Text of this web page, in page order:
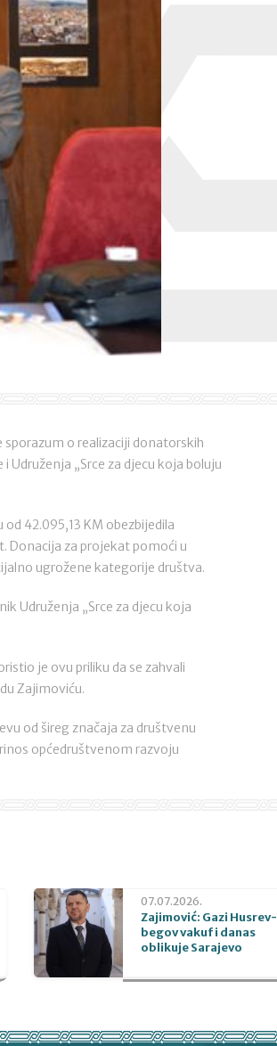
o realizaciji donatorskih
Udruženja „Srce za djecu koja boluju
42.095,13 KM obezbijedila
Donacija za projekat pomoći u
ugrožene kategorije društva.
Udruženja „Srce za djecu koja
je ovu priliku da se zahvali
Zajimoviću.
od šireg značaja za društvenu
općedruštvenom razvoju
07.07.2026.
Zajimović: Gazi Husrev-
begov vakuf i danas
oblikuje Sarajevo